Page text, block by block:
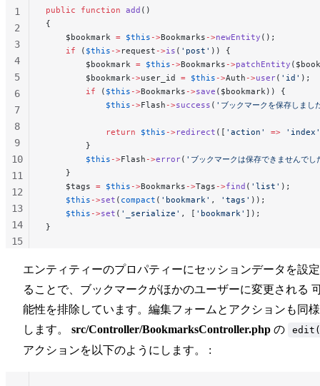
public function add ()
{
    $bookmark
= $this ->Bookmarks ->newEntity ();
    if
( $this ->request ->is ( 'post' )) {
        $bookmark
= $this ->Bookmarks ->patchEntity
        $bookmark
->user_id = $this ->Auth ->user( 'id' );
        if
( $this ->Bookmarks ->save ($bookmark)) {
            $this
->Flash ->success ( 'ブックマークを保存しまし
            return
$this ->redirect ([ 'action' => 'index'
        }
        $this
->Flash ->error( 'ブックマークは保存できませんで
    }
    $tags
= $this ->Bookmarks ->Tags ->find ( 'list' );
    $this
->set ( compact ( 'bookmark' , 'tags' ));
    $this
->set ( '_serialize' , [ 'bookmark' ]);
}
1
2
3
4
5
6
7
8
9
10
11
12
13
14
15
エンティティーのプロパティーにセッションデータを設
ることで、ブックマークがほかのユーザーに変更される
能性を排除しています。編集フォームとアクションも同
します。 src/Controller/BookmarksController.php の
アクションを以下のようにします。 :